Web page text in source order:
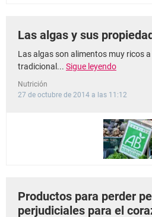
Las algas y sus
Las algas son alimentos muy ricos
tradicional... Sigue leyendo
Nutrición
27 de octubre de 2014 a las 11:12
Productos para perder
perjudiciales para el